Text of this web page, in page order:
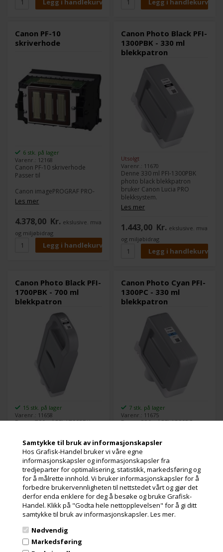
Samtykke til bruk av informasjonskapsler
Hos Grafisk-Handel bruker vi våre egne
informasjonskapsler og informasjonskapsler fra
tredjeparter for optimalisering, statistikk, markedsføring og
for å målrette innhold. Vi bruker informasjonskapsler for å
forbedre brukervennligheten til nettstedet vårt og gjør det
derfor enda enklere for deg å besøke og bruke Grafisk-
Handel. Klikk på "Godta hele nettopplevelsen" for å gi ditt
samtykke til bruk av informasjonskapsler. Les mer.
Nødvendig
Markedsføring
Kompatible med følgende
2000
Canon imagePROGRAF PRO
4000S
Canon imagePROGRAF PRO
6000
Kompatible med følgende
2000
Canon imagePROGRAF PRO
4000
Canon imagePROGRAF PRO
Canon imagePROGRAF PRO
Canon PF-10
skriverhode
6 stk. på lager
Varenr.: 12168
Canon PF-10 skriverhode
Passer til
Canon imagePROGRAF PRO-
1000
Canon imagePROGRAF PRO-
Canon imagePROGRAFPRO-
4000
Canon imagePROGRAFPRO-
4000S
Canon imagePROGRAFPRO-
6000S
Les mer
4.378,00 Kr. ekslusive. mva
og miljøbidrag
Canon Photo Black PFI-
1300PBK - 330 ml
blekkpatron
Utsolgt
Varenr.: 11670
Denne 330 ml PFI-1300PBK
photo black blekkpatron
bruker Canon Lucia PRO
blekksystem.
Canons Lucia PRO blekk gir
god densitet i fargene og et
Innhold:330 ml
Type: Canon Lucia PRO
Farge:
Photo Black
Canon imagePROGRAF PRO
2000
Canon imagePROGRAF PRO
Canon imagePROGRAF PRO
Canon imagePROGRAF PRO
Les mer
1.443,00 Kr. ekslusive. mva
og miljøbidrag
Canon Photo Black PFI-
1700PBK - 700 ml
blekkpatron
15 stk. på lager
Varenr.: 11658
Denne 700 ml PFI-1700PBK
bruker Canon Lucia PRO
blekksystem.
Canons Lucia PRO blekk gir
god densitet i fargene og et
stort fargespekter.
Innhold:700 ml
Type:Canon Lucia PRO
Farge:
Photo Black
Kompatible med følgende
skrivere:
Canon imagePROGRAF PRO
2000
Canon imagePROGRAF PRO
Les mer
2.742,00Kr.ekslusive. mva
og miljøbidrag
Canon Photo Cyan PFI-
1300PC - 330 ml
blekkpatron
7 stk. på lager
Varenr.: 11675
Denne 330 ml PFI-1300PC
bruker Canon Lucia PRO
blekksystem.
Canons Lucia PRO blekk gir
god densitet i fargene og et
stort fargespekter.
Innhold:330 ml
Type: Canon Lucia PRO
Farge:
Photo Cyan
Kompatible med følgende
Les mer
1.443,00Kr.ekslusive. mva
og miljøbidrag
Canon Photo Cyan PFI-
1700PC - 700 ml